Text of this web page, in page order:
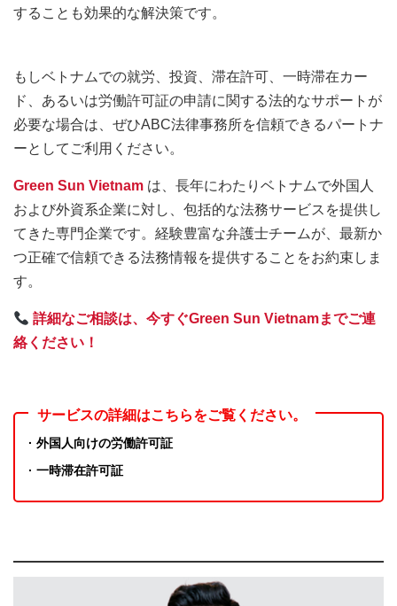
することも効果的な解決策です。
もしベトナムでの就労、投資、滞在許可、一時滞在カー
ド、あるいは労働許可証の申請に関する法的なサポートが
必要な場合は、ぜひABC法律事務所を信頼できるパートナ
ーとしてご利用ください。
Green Sun Vietnam は、長年にわたりベトナムで外国人
および外資系企業に対し、包括的な法務サービスを提供し
てきた専門企業です。経験豊富な弁護士チームが、最新か
つ正確で信頼できる法務情報を提供することをお約束しま
す。
詳細なご相談は、今すぐGreen Sun Vietnamまでご連
絡ください！
サービスの詳細はこちらをご覧ください。
· 外国人向けの労働許可証
· 一時滞在許可証